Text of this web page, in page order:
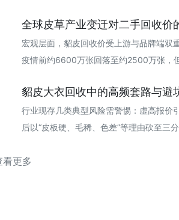
全球皮草产业变迁对二手回收价
宏观层面，貂皮回收价受上游与品牌端双
疫情前约6600万张回落至约2500万张，
貂皮大衣回收中的高频套路与避
行业现存几类典型风险需警惕：虚高报
后以“皮板硬、毛稀、色差”等理由砍至三
看更多